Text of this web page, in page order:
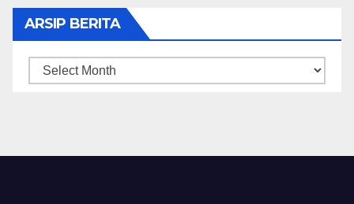
ARSIP BERITA
ARSIP